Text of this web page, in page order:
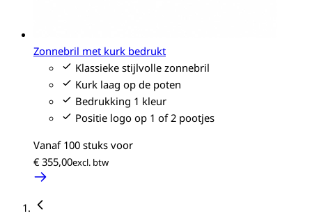
Zonnebril met kurk bedrukt
Klassieke stijlvolle zonnebril
Kurk laag op de poten
Bedrukking 1 kleur
Positie logo op 1 of 2 pootjes
Vanaf 100 stuks voor
€ 355,00